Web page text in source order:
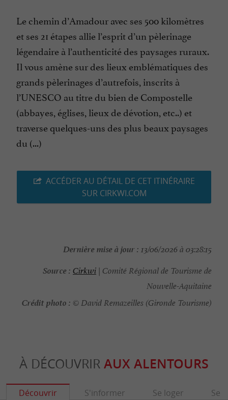
Le chemin d’Amadour avec ses 500 kilomètres
et ses 21 étapes allie l’esprit d’un pèlerinage
légendaire à l’authenticité des paysages ruraux.
Il vous amène sur des lieux emblématiques des
grands pèlerinages d’autrefois, inscrits à
l’UNESCO au titre du bien de Compostelle
(abbayes, églises, lieux de dévotion, etc..) et
traverse quelques-uns des plus beaux paysages
du (...)
ACCÉDER AU DÉTAIL DE CET ITINÉRAIRE
SUR CIRKWI.COM
Dernière mise à jour : 13/06/2026 à 03:28:15
Source : Cirkwi | Comité Régional de Tourisme de
Nouvelle-Aquitaine
Crédit photo : © David Remazeilles (Gironde Tourisme)
À DÉCOUVRIR AUX ALENTOURS
Découvrir S'informer Se loger Se